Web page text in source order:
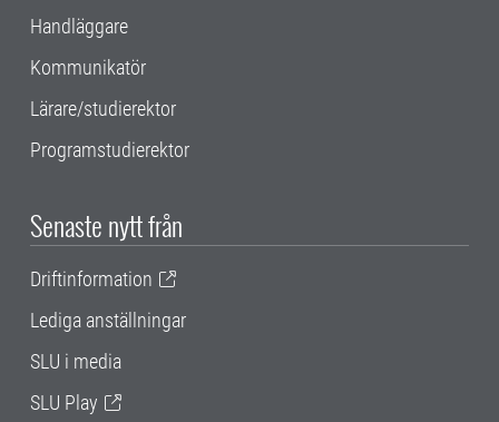
Handläggare
Kommunikatör
Lärare/studierektor
Programstudierektor
Senaste nytt från
Driftinformation
Lediga anställningar
SLU i media
SLU Play